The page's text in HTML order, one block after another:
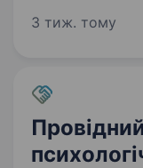
розуміння їх
3 тиж. тому